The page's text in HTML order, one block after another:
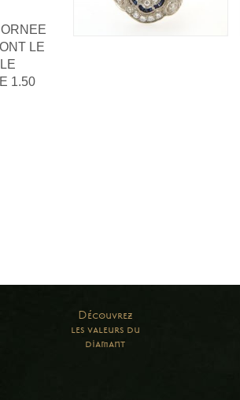
LE
1.50
Découvrez
les valeurs du
diamant